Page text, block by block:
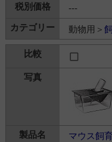
---
動物用＞
マウス飼